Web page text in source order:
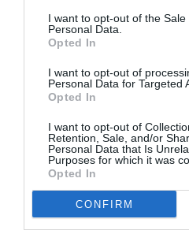
I want to opt-out of the Sale
Personal Data.
Opted In
I want to opt-out of
Personal Data for Targeted
Opted In
I want to opt-out of
Retention, Sale, and/or
Personal Data that Is
Purposes for which it was
Opted In
CONFIRM
Ακολουθήστε το
Δείτε όλα τατελευταία νέα
Νέοι Διαγωνισμοί❯
Tags
ΒΡΑΒΕΙΑ ΔΙΑΛΕΞΕΙΣ - ΟΜΙΛΙΕΣ